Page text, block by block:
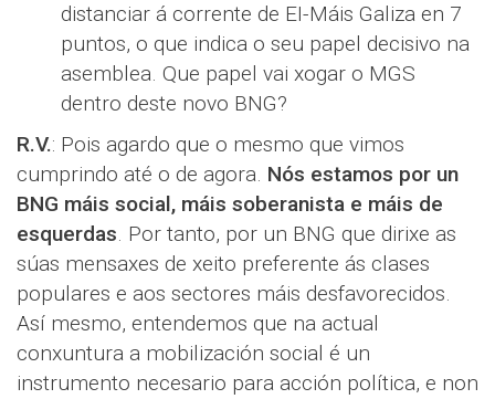
distanciar á corrente de EI-Máis Galiza en 7
puntos, o que indica o seu papel decisivo na
asemblea. Que papel vai xogar o MGS
dentro deste novo BNG?
R.V.: Pois agardo que o mesmo que vimos
cumprindo até o de agora. Nós estamos por un
BNG máis social, máis soberanista e máis de
esquerdas. Por tanto, por un BNG que dirixe as
súas mensaxes de xeito preferente ás clases
populares e aos sectores máis desfavorecidos.
Así mesmo, entendemos que na actual
conxuntura a mobilización social é un
instrumento necesario para acción política, e non